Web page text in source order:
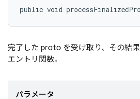
public void
完了した proto を受け取り、その結
エントリ関数。
パラメータ